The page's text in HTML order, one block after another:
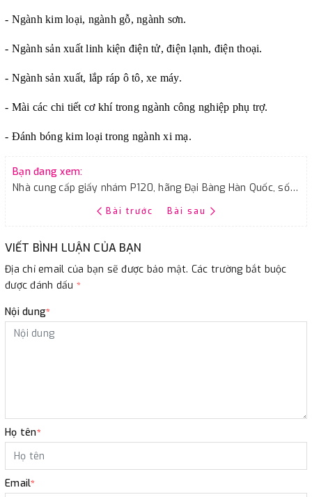
- Ngành kim loại, ngành gỗ, ngành sơn.
- Ngành sản xuất linh kiện điện tử, điện lạnh, điện thoại.
- Ngành sản xuất, lắp ráp ô tô, xe máy.
- Mài các chi tiết cơ khí trong ngành công nghiệp phụ trợ.
- Đánh bóng kim loại trong ngành xi mạ.
Bạn đang xem:
Nhà cung cấp giấy nhám P120, hãng Đại Bàng Hàn Quốc, số điện thoại liên hệ
Bài trước Bài sau
VIẾT BÌNH LUẬN CỦA BẠN
Địa chỉ email của bạn sẽ được bảo mật. Các trường bắt buộc
được đánh dấu *
Nội dung*
Họ tên*
Email*